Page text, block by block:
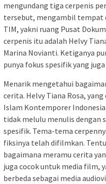
mengundang tiga cerpenis
tersebut, mengambil tempat
TIM, yakni ruang Pusat
cerpenis itu adalah Helvy
Marina Novianti. Ketiganya
punya fokus spesifik yang
Menarik mengetahui
cerita. Helvy Tiana Rosa,
Islam Kontemporer
tidak melulu menulis dengan
spesifik. Tema-tema
fiksinya telah difilmkan.
bagaimana meramu cerita
juga cocok untuk media
berbeda sebagai media